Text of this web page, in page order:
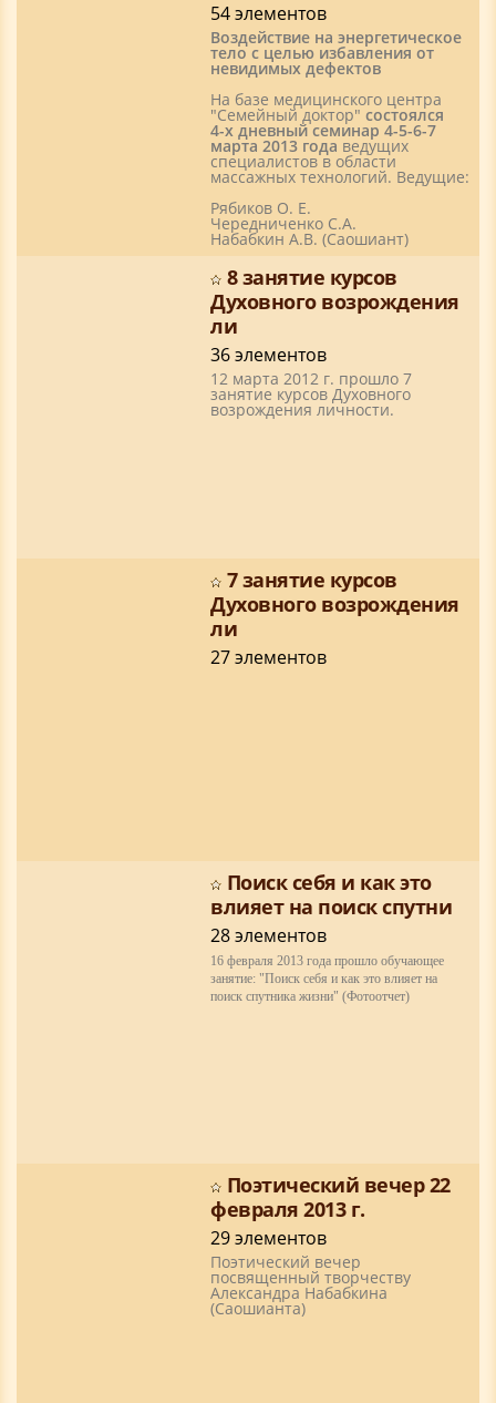
54 элементов
Воздействие на энергетическое
тело с целью избавления от
невидимых дефектов
На базе медицинского центра
"Семейный доктор" состоялся
4-х дневный семинар 4-5-6-7
марта 2013 года ведущих
специалистов в области
массажных технологий. Ведущие:
Рябиков О. Е.
Чередниченко С.А.
Набабкин А.В. (Саошиант)
8 занятие курсов
Духовного возрождения
ли
36 элементов
12 марта 2012 г. прошло 7
занятие курсов Духовного
возрождения личности.
7 занятие курсов
Духовного возрождения
ли
27 элементов
Поиск себя и как это
влияет на поиск спутни
28 элементов
16 февраля 2013 года прошло обучающее
занятие: "Поиск себя и как это влияет на
поиск спутника жизни" (Фотоотчет)
Поэтический вечер 22
февраля 2013 г.
29 элементов
Поэтический вечер
посвященный творчеству
Александра Набабкина
(Саошианта)